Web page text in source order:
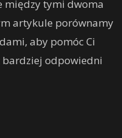
między tymi dwoma
artykule porównamy
aby pomóc Ci
odpowiedni